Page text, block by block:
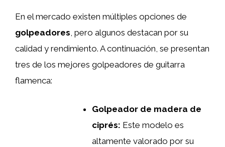
En el mercado existen múltiples opciones de
golpeadores , pero algunos destacan por su
calidad y rendimiento. A continuación, se presentan
tres de los mejores golpeadores de guitarra
flamenca:
Golpeador de madera de
ciprés: Este modelo es
altamente valorado por su